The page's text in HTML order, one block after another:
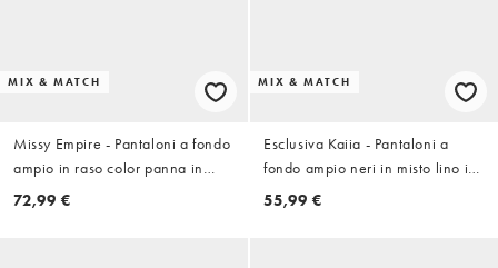
MIX & MATCH
Missy Empire - Pantaloni a fondo
ampio in raso color panna in
coordinato
72,99 €
MIX & MATCH
Esclusiva Kaiia - Pantaloni a
fondo ampio neri in misto lino in
coordinato
55,99 €